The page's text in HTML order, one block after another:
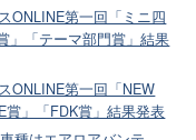
ONLINE第一回「ミニ四
」「テーマ部門賞」結果
ONLINE第一回「NEW
賞」「FDK賞」結果発表